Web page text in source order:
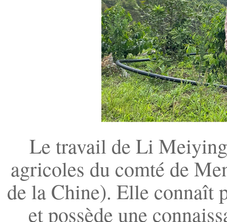
Le travail de Li
agricoles du comté de
de la Chine). Elle connaît
et possède une